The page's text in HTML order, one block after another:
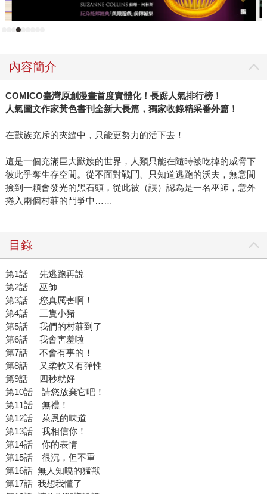
熬夜到天亮。即使進度再急再趕，早上上班時我總能如期收
到稿件（寄件時間通常是凌晨五點）。因此當《W1》終於付
料，不知道會不會破壞他一向想維持的神秘形象？不過，即
使看見黃色書刊私下的另一面，反倒更讓我印證：正是這樣
的一個人，才能畫出如此的作品。 無論是《哀傷浮游》或是
《W1》，在看似簡單的架構下，實則想要表達的意涵卻十分
豐富。黃色書刊透過他的眼睛，將對這個世界的觀察，直接
我認為他的作品再清澈不過了──端看你願不願意看清，願不
願意相信自己當下第一秒鐘的直覺。 新作《W1》建構了一個
與現代不同、獸比人強的世界觀，卻能從中看到許多隱喻、
批判、思考，其實與現在所處的世界再相似不過了。我們不
解讀，他想給予你的，需要你自己來發掘。 ＊文中黃色書刊
內容簡介
COMICO臺灣原創漫畫首度實體化！長踞人氣排行榜！
人氣圖文作家黃色書刊全新大長篇，獨家收錄精采番外篇！
在獸族充斥的夾縫中，只能更努力的活下去！
這是一個充滿巨大獸族的世界，人類只能在隨時被吃掉的威脅下
彼此爭奪生存空間。從不面對戰鬥、只知道逃跑的沃夫，無意間
撿到一顆會發光的黑石頭，從此被（誤）認為是一名巫師，意外
捲入兩個村莊的鬥爭中……
目錄
第1話 先逃跑再說
第2話 巫師
第3話 您真厲害啊！
第4話 三隻小豬
第5話 我們的村莊到了
第6話 我會害羞啦
第7話 不會有事的！
第8話 又柔軟又有彈性
第9話 四秒就好
第10話 請您放棄它吧！
第11話 無禮！
第12話 萊恩的味道
第13話 我相信你！
第14話 你的表情
第15話 很沉，但不重
第16話 無人知曉的猛獸
第17話 我想我懂了